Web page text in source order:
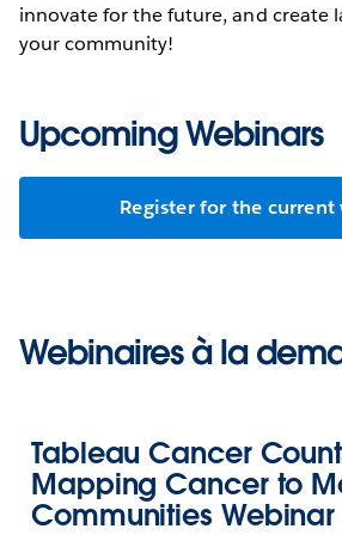
innovate for the future, and create
your community!
Upcoming Webinars
Register for the current
Webinaires à la
Tableau Cancer
Mapping Cancer to
Communities Webinar